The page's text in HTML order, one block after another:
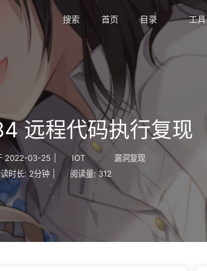
搜索 首页 目录 工具
远程代码执行复现
2022-03-25 IOT
漏洞复现
时长: 2分钟 阅读量: 312